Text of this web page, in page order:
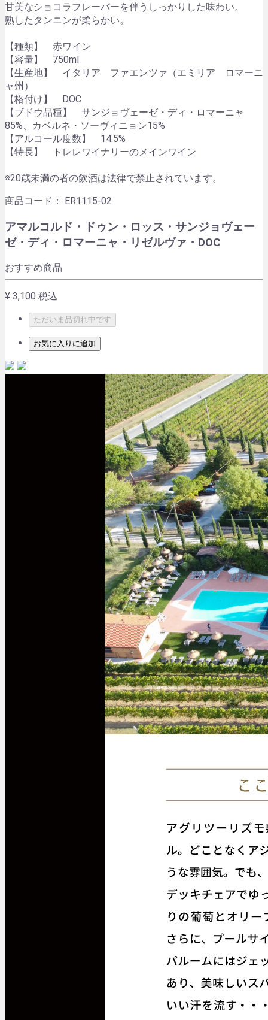
甘美なショコラフレーバーを伴うしっかりした味わい。
熟したタンニンが柔らかい。
【種類】 赤ワイン
【容量】 750ml
【生産地】 イタリア ファエンツァ（エミリア ロマーニ
ャ州）
【格付け】 DOC
【ブドウ品種】 サンジョヴェーゼ・ディ・ロマーニャ
85%、カベルネ・ソーヴィニョン15%
【アルコール度数】 14.5%
【特長】 トレレワイナリーのメインワイン
※20歳未満の者の飲酒は法律で禁止されています。
商品コード： ER1115-02
アマルコルド・ドゥン・ロッス・サンジョヴェー
ゼ・ディ・ロマーニャ・リゼルヴァ・DOC
おすすめ商品
¥ 3,100 税込
ただいま品切れ中です
お気に入りに追加